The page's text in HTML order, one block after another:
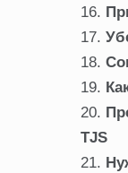
TJS